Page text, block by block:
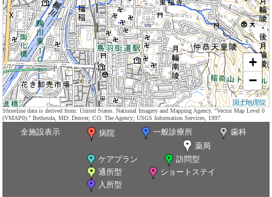
+
−
国土地理院
Shoreline data is derived from: United States. National Imagery and Mapping Agency. "Vector Map Level 0
(VMAP0)." Bethesda, MD: Denver, CO: The Agency; USGS Information Services, 1997.
全施設表示 病院 一般診療所
歯科
薬局
ケアプラン
訪問型
通所型
ショートステイ
入所型